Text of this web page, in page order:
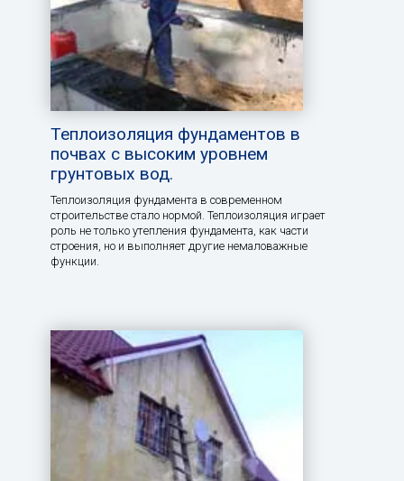
Теплоизоляция фундаментов в
почвах с высоким уровнем
грунтовых вод.
Теплоизоляция фундамента в современном
строительстве стало нормой. Теплоизоляция играет
роль не только утепления фундамента, как части
строения, но и выполняет другие немаловажные
функции.